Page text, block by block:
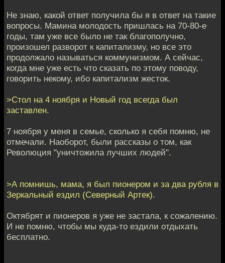
Не знаю, какой ответ получила бы я в ответ на такие
вопросы. Мамина молодость пришлась на 70-80-е
годы, там уже все было не так благополучно,
произошел разворот к капитализму, но все это
продолжало называться коммунизмом. А сейчас,
когда мне уже есть что сказать по этому поводу,
говорить некому, ибо капитализм жесток.
>Стол на 4 ноября и Новый год всегда был
заставлен.
7 ноября у меня в семье, сколько я себя помню, не
отмечали. Наоборот, были рассказы о том, как
Революция "уничтожила лучших людей".
>А помнишь, мама, я был пионером и за два рубля в
Зеркальный ездил (Северный Артек).
Октябрят и пионеров я уже не застала, к сожалению.
И не помню, чтобы мы куда-то ездили отдыхать
бесплатно.